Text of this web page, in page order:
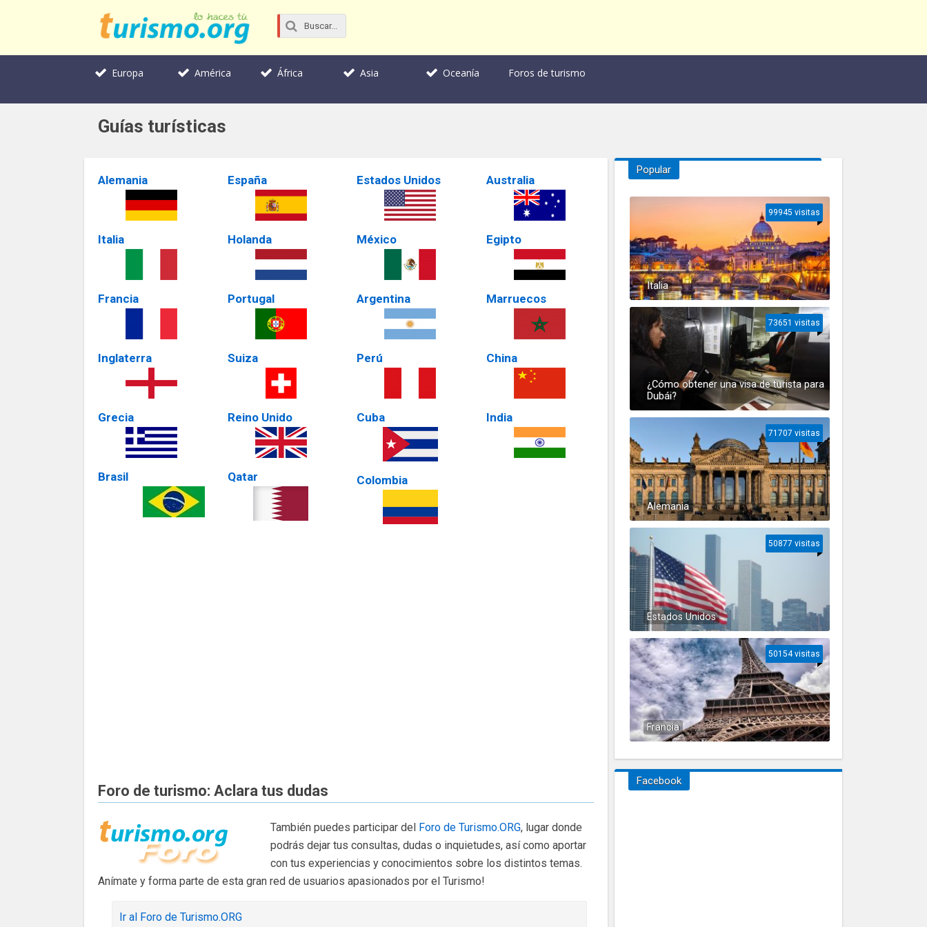
Europa América África Asia Oceanía Foros de turismo
Guías turísticas
Alemania
Italia
Francia
Inglaterra
Grecia
Brasil
España
Holanda
Portugal
Suiza
Reino Unido
Qatar
Estados Unidos
México
Argentina
Perú
Cuba
Colombia
Australia
Egipto
Marruecos
China
India
Foro de turismo: Aclara tus dudas
También puedes participar del Foro de Turismo.ORG, lugar donde
podrás dejar tus consultas, dudas o inquietudes, así como aportar
con tus experiencias y conocimientos sobre los distintos temas.
Anímate y forma parte de esta gran red de usuarios apasionados por el Turismo!
Ir al Foro de Turismo.ORG
Popular
Italia
99945 visitas
¿Cómo obtener una visa de turista para
Dubái?
73651 visitas
Alemania
71707 visitas
Estados Unidos
50877 visitas
Francia
50154 visitas
Facebook